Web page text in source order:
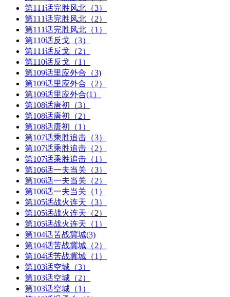
第111话完胜风北（3）
第111话完胜风北（2）
第111话完胜风北（1）
第110话反戈（3）
第111话反戈（2）
第110话反戈（1）
第109话里应外合（3)
第109话里应外合（2）
第109话里应外合(1）
第108话唐初（3）
第108话唐初（2）
第108话唐初（1）
第107话乘胜追击（3）
第107话乘胜追击（2）
第107话乘胜追击（1）
第106话一夫当关（3）
第106话一夫当关（2）
第106话一夫当关（1）
第105话战火连天（3）
第105话战火连天（2）
第105话战火连天（1）
第104话苦战冀城(3)
第104话苦战冀城（2）
第104话苦战冀城（1）
第103话空城（3）
第103话空城（2）
第103话空城（1）